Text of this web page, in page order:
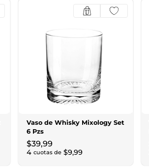
Vaso de Whisky Mixology Set
6 Pzs
$39,99
4 cuotas de $9,99